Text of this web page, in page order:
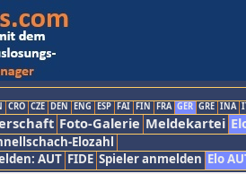
CRO CZE DEN ENG ESP FAI FIN FRA GER GRE INA
Foto-Galerie Meldekartei
Elozahl
AUT FIDE Spieler anmelden Elo